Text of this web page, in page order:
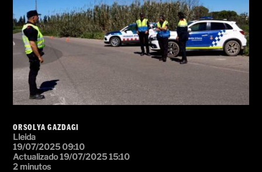
ORSOLYA GAZDAGI
Lleida
19/07/2025 09:10
Actualizado 19/07/2025 15:10
2 minutos